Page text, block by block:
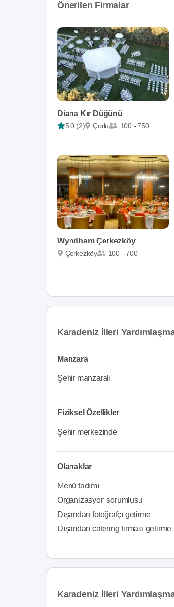
Önerilen Firmalar
Diana Kır Düğünü
5,0 (2) Çorlu 100 - 750
Wyndham Çerkezköy
Çerkezköy 100 - 700
Karadeniz İlleri
Manzara
Şehir manzaralı
Fiziksel Özellikler
Şehir merkezinde
Olanaklar
Menü tadımı
Organizasyon sorumlusu
Dışarıdan fotoğrafçı getirme
Dışarıdan catering firması getirme
Karadeniz İlleri